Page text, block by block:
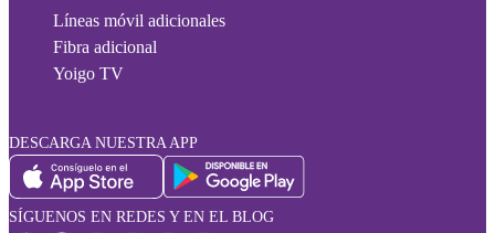
Líneas móvil adicionales
Fibra adicional
Yoigo TV
DESCARGA NUESTRA APP
SÍGUENOS EN REDES Y EN EL BLOG